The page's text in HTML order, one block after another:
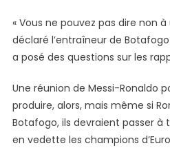
« Vous ne pouvez pas dire non
déclaré l’entraîneur de
a posé des questions sur les
Une réunion de Messi-Ronaldo
produire, alors, mais même si
Botafogo, ils devraient passer
en vedette les champions